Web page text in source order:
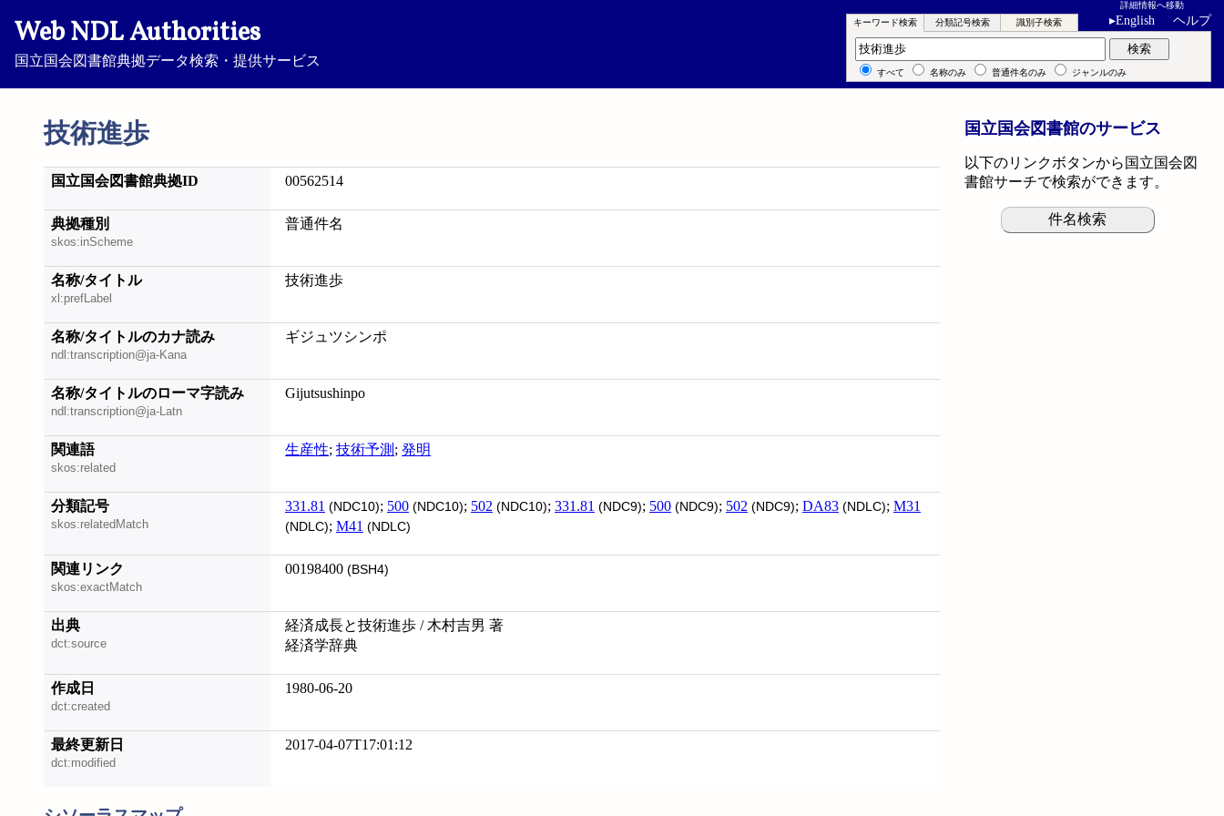
Web NDL Authorities
国立国会図書館典拠データ検索・提供サービス
詳細情報へ移動
▸English ヘルプ
技術進歩
キーワード検索 分類記号検索 識別子検索
キーワード検索 検索
すべて 名称のみ 普通件名のみ ジャンルのみ
国立国会図書館典拠ID 00562514
典拠種別
skos:inScheme
普通件名
名称/タイトル
xl:prefLabel
技術進歩
名称/タイトルのカナ読み
ndl:transcription@ja-Kana
ギジュツシンポ
名称/タイトルのローマ字読み
ndl:transcription@ja-Latn
Gijutsushinpo
関連語
skos:related
生産性; 技術予測 ; 発明
分類記号
skos:relatedMatch
331.81 (NDC10); 500 (NDC10); 502 (NDC10); 331.81 (NDC9); 500 (NDC9); 502 (NDC9); DA83 (NDLC); M31
(NDLC); M41 (NDLC)
関連リンク
skos:exactMatch
00198400 (BSH4)
出典
dct:source
経済成長と技術進歩 / 木村吉男 著
経済学辞典
作成日
dct:created
1980-06-20
最終更新日
dct:modified
2017-04-07T17:01:12
国立国会図書館のサービス
以下のリンクボタンから国立国会図
書館サーチで検索ができます。
件名検索